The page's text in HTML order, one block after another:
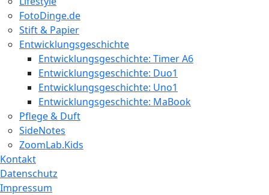
FotoDinge.de
Stift & Papier
Entwicklungsgeschichte
Entwicklungsgeschichte: Timer A6
Entwicklungsgeschichte: Duo1
Entwicklungsgeschichte: Uno1
Entwicklungsgeschichte: MaBook
Pflege & Duft
SideNotes
ZoomLab.Kids
Kontakt
Datenschutz
Impressum